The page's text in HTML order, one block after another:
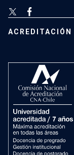
ACREDITACIÓN